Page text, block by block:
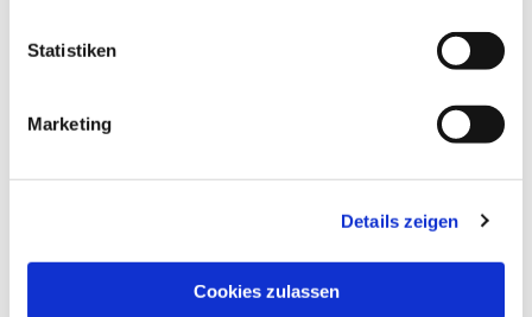
Statistiken
Marketing
Details zeigen
Cookies zulassen